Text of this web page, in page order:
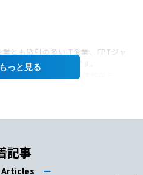
とも取引の多いIT企業、FPTジャ
立した日本語学校です。
を育てる」という具体的なミッ
記事
ー